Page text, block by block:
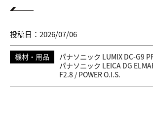
投稿日：2026/07/06
機材・用品
パナソニック LUMIX DC-G9
パナソニック LEICA DG
F2.8 / POWER O.I.S.